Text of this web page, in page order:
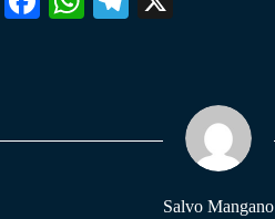
pp m
Salvo Mangano